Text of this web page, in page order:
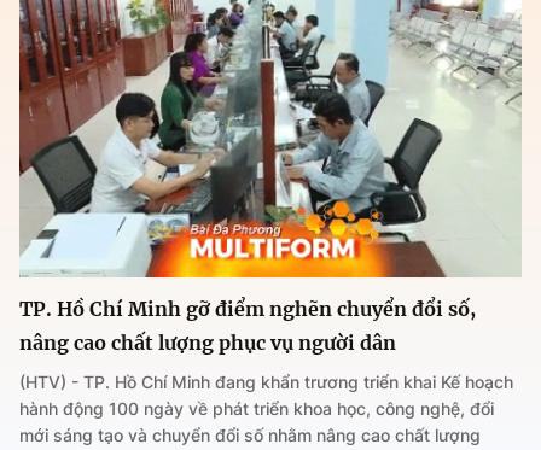
TP. Hồ Chí Minh gỡ điểm nghẽn chuyển đổi số,
nâng cao chất lượng phục vụ người dân
(HTV) - TP. Hồ Chí Minh đang khẩn trương triển khai Kế hoạch
hành động 100 ngày về phát triển khoa học, công nghệ, đổi
mới sáng tạo và chuyển đổi số nhằm nâng cao chất lượng